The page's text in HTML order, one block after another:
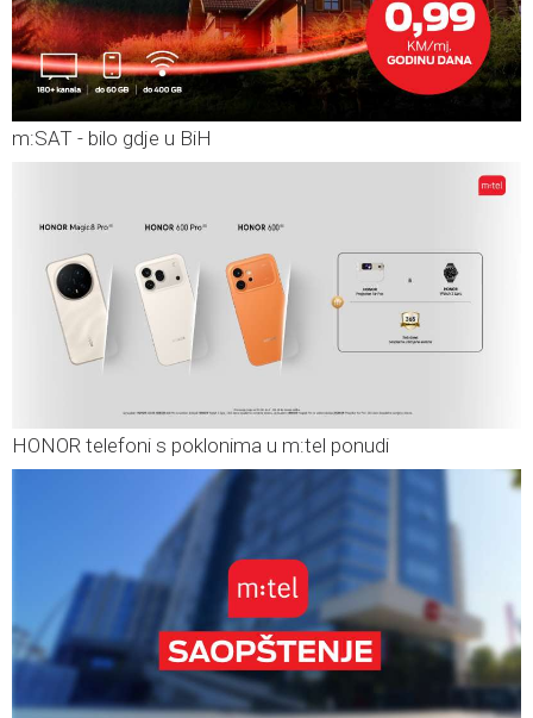
m:SAT - bilo gdje u BiH
HONOR telefoni s poklonima u m:tel ponudi